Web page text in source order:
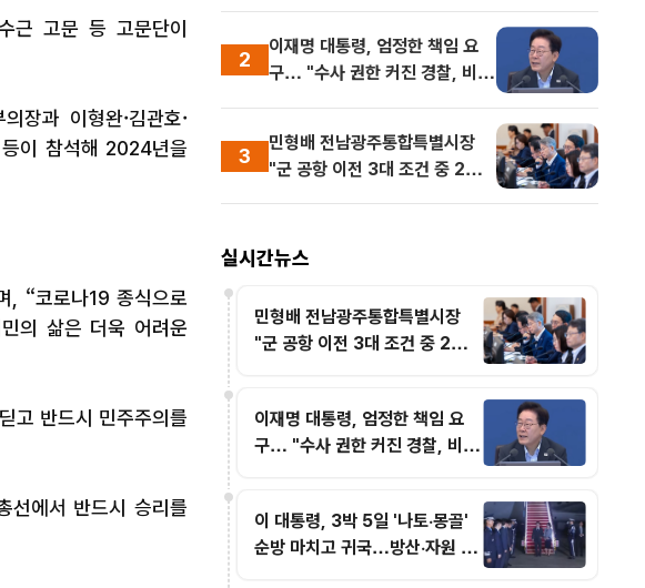
근 고문 등 고문단이
장과 이형완·김관호·
등이 참석해 2024년을
, “코로나19 종식으로
의 삶은 더욱 어려운
고 반드시 민주주의를
선에서 반드시 승리를
2
이재명 대통령, 엄정한 책임 요
구… "수사 권한 커진 경찰, 비위
3
민형배 전남광주통합특별시장
"군 공항 이전 3대 조건 중 2개
실시간뉴스
민형배 전남광주통합특별시장
"군 공항 이전 3대 조건 중 2개
이재명 대통령, 엄정한 책임 요
구… "수사 권한 커진 경찰, 비위
이 대통령, 3박 5일 '나토·몽골'
순방 마치고 귀국…방산·자원 외